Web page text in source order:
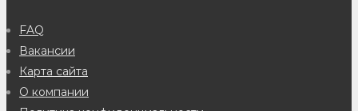
FAQ
Вакансии
Карта сайта
О компании